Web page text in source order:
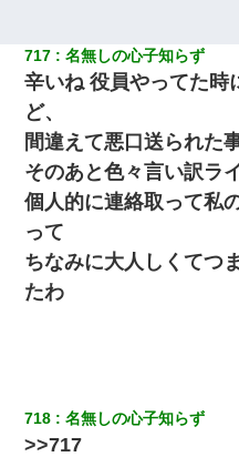
717 名無しの心子知らず
辛いね 役員やってた時
ど、
間違えて悪口送られた
そのあと色々言い訳ラ
個人的に連絡取って私
って
ちなみに大人しくてつ
たわ
718 名無しの心子知らず
>>717